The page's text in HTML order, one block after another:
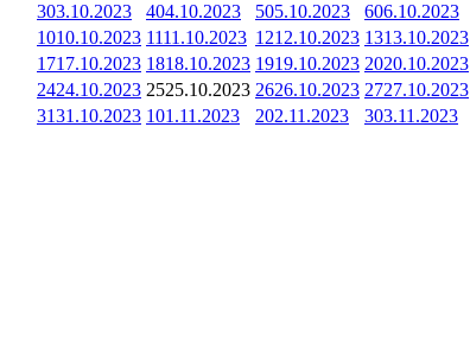
303.10.2023 404.10.2023 505.10.2023 606.10.2023
1010.10.2023 1111.10.2023 1212.10.2023 1313.10.2023
1717.10.2023 1818.10.2023 1919.10.2023 2020.10.2023
2424.10.2023 2525.10.2023 2626.10.2023 2727.10.2023
3131.10.2023 101.11.2023 202.11.2023 303.11.2023